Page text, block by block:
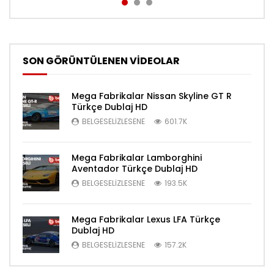
SON GÖRÜNTÜLENEN VİDEOLAR
Mega Fabrikalar Nissan Skyline GT R
Türkçe Dublaj HD
BELGESELIZLESENE 601.7K
Mega Fabrikalar Lamborghini
Aventador Türkçe Dublaj HD
BELGESELIZLESENE 193.5K
Mega Fabrikalar Lexus LFA Türkçe
Dublaj HD
BELGESELIZLESENE 157.2K